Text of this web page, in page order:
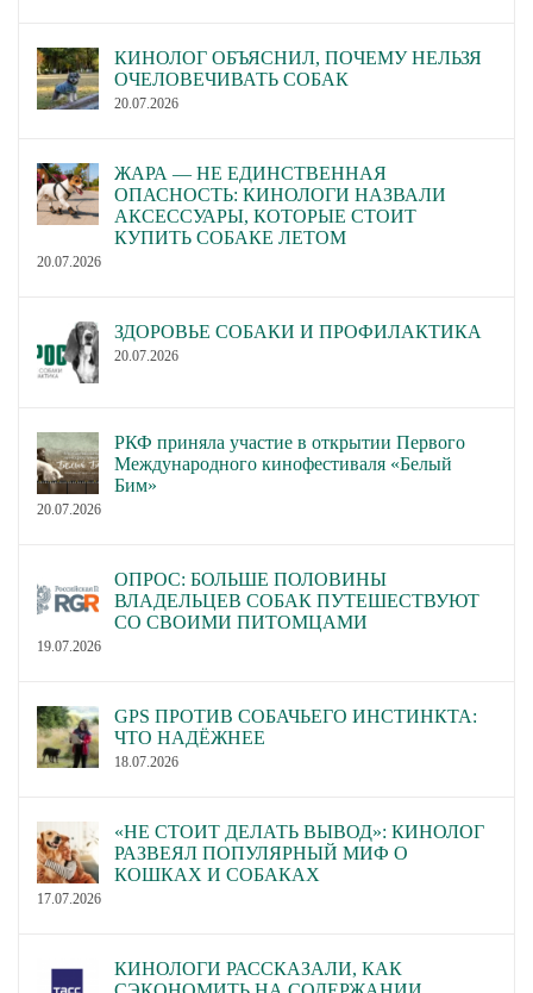
КИНОЛОГ ОБЪЯСНИЛ, ПОЧЕМУ НЕЛЬЗЯ
ОЧЕЛОВЕЧИВАТЬ СОБАК
20.07.2026
ЖАРА — НЕ ЕДИНСТВЕННАЯ
ОПАСНОСТЬ: КИНОЛОГИ НАЗВАЛИ
АКСЕССУАРЫ, КОТОРЫЕ СТОИТ
КУПИТЬ СОБАКЕ ЛЕТОМ
20.07.2026
ЗДОРОВЬЕ СОБАКИ И ПРОФИЛАКТИКА
20.07.2026
РКФ приняла участие в открытии Первого
Международного кинофестиваля «Белый
Бим»
20.07.2026
ОПРОС: БОЛЬШЕ ПОЛОВИНЫ
ВЛАДЕЛЬЦЕВ СОБАК ПУТЕШЕСТВУЮТ
СО СВОИМИ ПИТОМЦАМИ
19.07.2026
GPS ПРОТИВ СОБАЧЬЕГО ИНСТИНКТА:
ЧТО НАДЁЖНЕЕ
18.07.2026
«НЕ СТОИТ ДЕЛАТЬ ВЫВОД»: КИНОЛОГ
РАЗВЕЯЛ ПОПУЛЯРНЫЙ МИФ О
КОШКАХ И СОБАКАХ
17.07.2026
КИНОЛОГИ РАССКАЗАЛИ, КАК